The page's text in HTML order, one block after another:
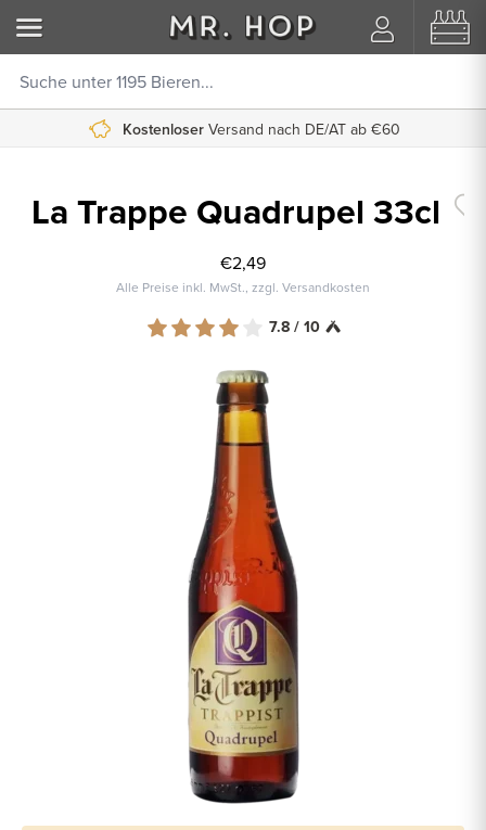
Kostenloser Versand nach DE/AT ab €60
La Trappe Quadrupel 33cl
€2,49
Alle Preise inkl. MwSt., zzgl. Versandkosten
7.8 / 10